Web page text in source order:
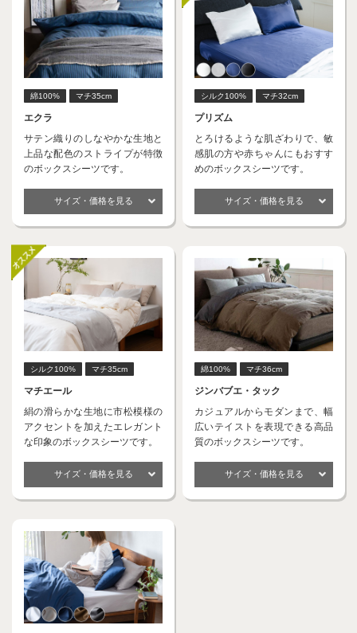
綿100% マチ35cm
エクラ
サテン織りのしなやかな生地と
上品な配色のストライプが特徴
のボックスシーツです。
サイズ・価格を見る
シルク100% マチ32cm
プリズム
とろけるような肌ざわりで、敏
感肌の方や赤ちゃんにもおすす
めのボックスシーツです。
サイズ・価格を見る
シルク100% マチ35cm
マチエール
絹の滑らかな生地に市松模様の
アクセントを加えたエレガント
な印象のボックスシーツです。
サイズ・価格を見る
綿100% マチ36cm
ジンバブエ・タック
カジュアルからモダンまで、幅
広いテイストを表現できる高品
質のボックスシーツです。
サイズ・価格を見る